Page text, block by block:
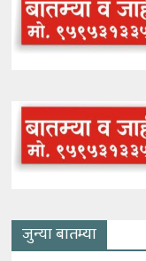
जुन्या बातम्या